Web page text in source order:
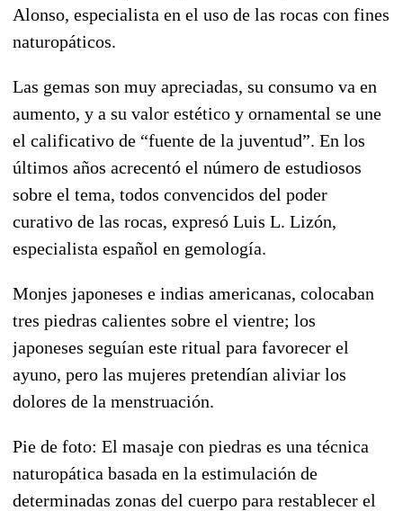
Alonso, especialista en el uso de las rocas con fines
naturopáticos.
Las gemas son muy apreciadas, su consumo va en
aumento, y a su valor estético y ornamental se une
el calificativo de “fuente de la juventud”. En los
últimos años acrecentó el número de estudiosos
sobre el tema, todos convencidos del poder
curativo de las rocas, expresó Luis L. Lizón,
especialista español en gemología.
Monjes japoneses e indias americanas, colocaban
tres piedras calientes sobre el vientre; los
japoneses seguían este ritual para favorecer el
ayuno, pero las mujeres pretendían aliviar los
dolores de la menstruación.
Pie de foto: El masaje con piedras es una técnica
naturopática basada en la estimulación de
determinadas zonas del cuerpo para restablecer el